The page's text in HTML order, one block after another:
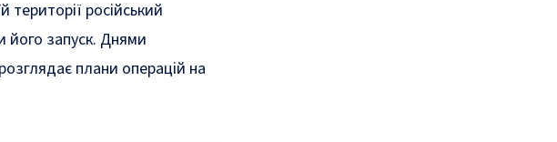
території російський
його запуск. Днями
плани операцій на